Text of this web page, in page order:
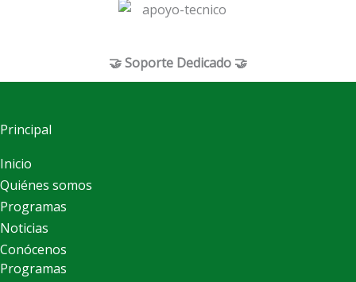
🤝 Soporte Dedicado 🤝
Principal
Inicio
Quiénes somos
Programas
Noticias
Conócenos
Programas